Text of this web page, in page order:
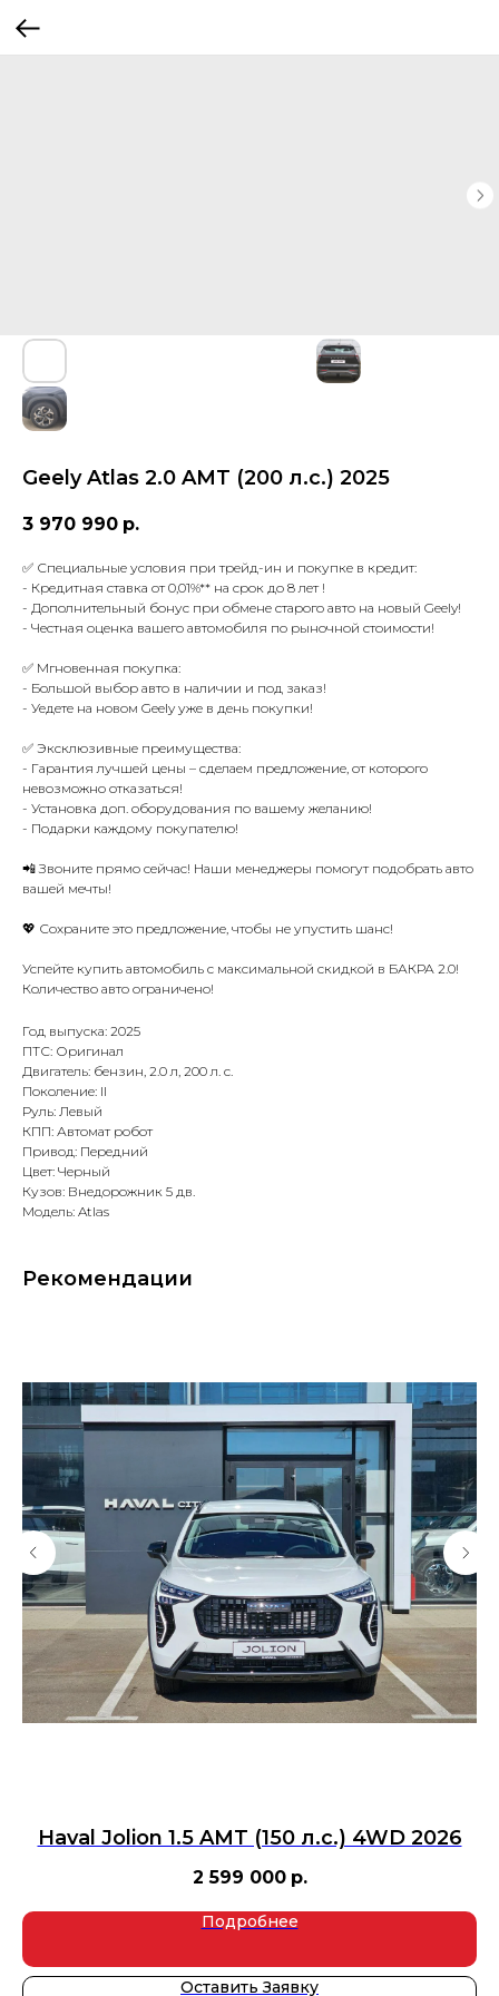
Geely Atlas 2.0 AMT (200 л.с.) 2025
3 970 990 р.
✅ Специальные условия при трейд-ин и покупке в кредит:
- Кредитная ставка от 0,01%** на срок до 8 лет !
- Дополнительный бонус при обмене старого авто на новый Geely!
- Честная оценка вашего автомобиля по рыночной стоимости!
✅ Мгновенная покупка:
- Большой выбор авто в наличии и под заказ!
- Уедете на новом Geely уже в день покупки!
✅ Эксклюзивные преимущества:
- Гарантия лучшей цены – сделаем предложение, от которого
невозможно отказаться!
- Установка доп. оборудования по вашему желанию!
- Подарки каждому покупателю!
📲 Звоните прямо сейчас! Наши менеджеры помогут подобрать авто
вашей мечты!
💖 Сохраните это предложение, чтобы не упустить шанс!
Успейте купить автомобиль с максимальной скидкой в БАКРА 2.0!
Количество авто ограничено!
Год выпуска: 2025
ПТС: Оригинал
Двигатель: бензин, 2.0 л, 200 л. с.
Поколение: II
Руль: Левый
КПП: Автомат робот
Привод: Передний
Цвет: Черный
Кузов: Внедорожник 5 дв.
Модель: Atlas
Рекомендации
Haval Jolion 1.5 AMT (150 л.с.) 4WD 2026
2 599 000 р.
Подробнее
Оставить Заявку